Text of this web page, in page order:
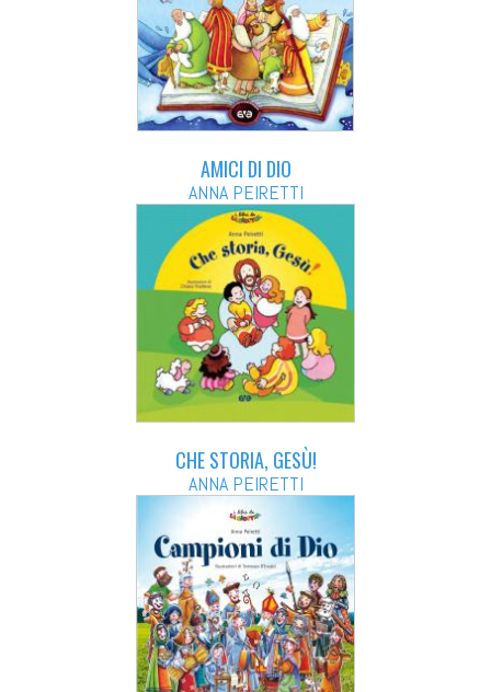
AMICI DI DIO
ANNA PEIRETTI
CHE STORIA, GESÙ!
ANNA PEIRETTI